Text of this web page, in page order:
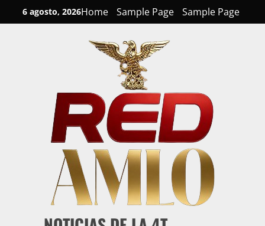
to
6 agosto, 2026Home Sample Page Sample Page